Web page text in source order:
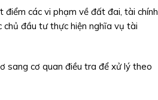
các vi phạm về đất đai, tài chính
đầu tư thực hiện nghĩa vụ tài
sang cơ quan điều tra để xử lý theo